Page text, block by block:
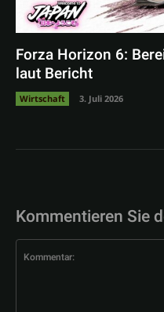
Forza Horizon 6:
laut Bericht
Wirtschaft 3. Juli 2026
Kommentieren Sie